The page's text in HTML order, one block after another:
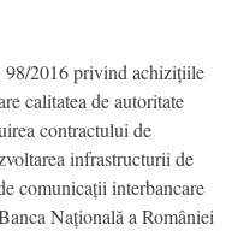
2016 privind achizițiile
calitatea de autoritate
contractului de
infrastructurii de
comunicații interbancare
Națională a României